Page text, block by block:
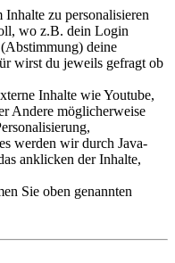
zu personalisieren
wo z.B. dein Login
deine
wirst du jeweils gefragt ob
Inhalte wie Youtube,
Andere möglicherweise
werden wir durch Java-
anklicken der Inhalte,
Sie oben genannten